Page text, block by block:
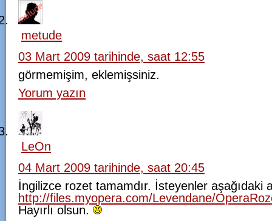
metude
03 Mart 2009 tarihinde, saat 12:55
görmemişim, eklemişsiniz.
Yorum yazın
LeOn
04 Mart 2009 tarihinde, saat 20:45
İngilizce rozet tamamdır. İsteyenler aşağıdaki
http://files.myopera.com/Levendane/
Hayırlı olsun.